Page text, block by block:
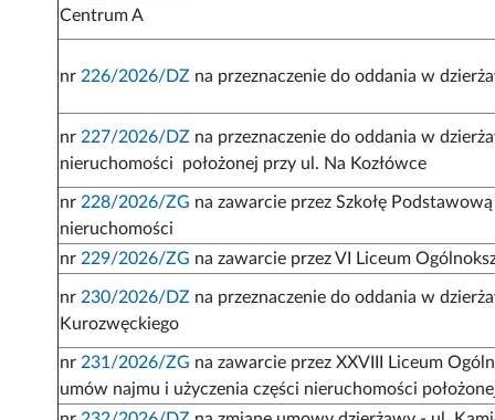
Centrum A
nr 226/2026/DZ na przeznaczenie do oddania w
nr 227/2026/DZ na przeznaczenie do oddania w
nieruchomości położonej przy ul. Na Kozłówce
nr 228/2026/ZG na zawarcie przez Szkołę
nieruchomości
nr 229/2026/ZG na zawarcie przez VI Liceum
nr 230/2026/DZ na przeznaczenie do oddania w
Kurozwęckiego
nr 231/2026/ZG na zawarcie przez XXVIII Liceum
umów najmu i użyczenia części nieruchomości